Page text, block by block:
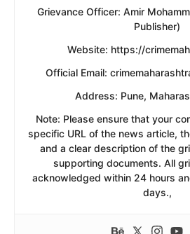
​Grievance Officer: Amir
Publisher)
​Website: https://
​Official Email:
​Address: Pune,
​Note: Please ensure that your
specific URL of the news article,
and a clear description of the
supporting documents. All
acknowledged within 24 hours
days.,